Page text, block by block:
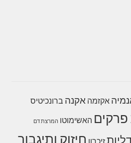
אקזמה אקנה ברונכיטיס
האשימוטו המרצת דם
חיזוק ותיגבור